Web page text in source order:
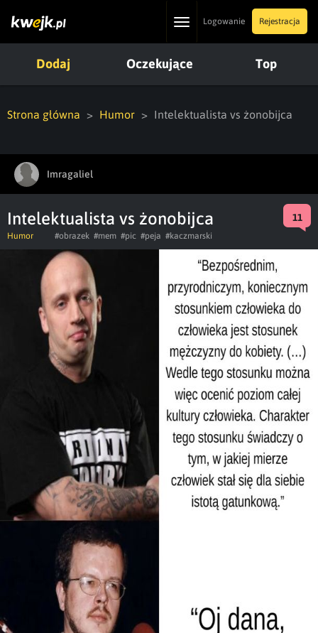
ToggleLogowanie Rejestracja
Dodaj Oczekujące Top
Strona główna Humor Intelektualista vs żonobijca
Imragaliel
Intelektualista vs żonobijca 11
Humor #obrazek #mem #pic #peja #kaczmarski